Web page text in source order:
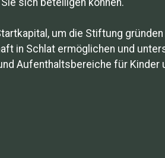
um die Stiftung
in Schlat ermöglichen und
Aufenthaltsbereiche für Kinder